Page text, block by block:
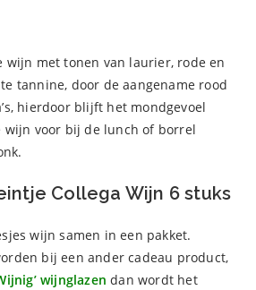
wijn met tonen van laurier, rode en
tannine, door de aangename rood
hierdoor blijft het mondgevoel
wijn voor bij de lunch of borrel
Collega Wijn 6 stuks
wijn samen in een pakket.
bij een ander cadeau product,
wijnglazen dan wordt het